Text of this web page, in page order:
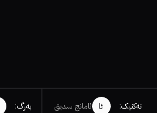
تەکنیک: ئا ئامانج سدیق بەرگ: